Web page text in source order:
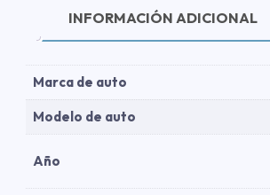
INFORMACIÓN ADICIONAL
Marca de auto
Modelo de auto
Año